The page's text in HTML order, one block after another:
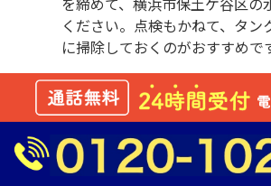
ください。点検もかねて、タン
に掃除しておくのがおすすめで
トイレがつまりました